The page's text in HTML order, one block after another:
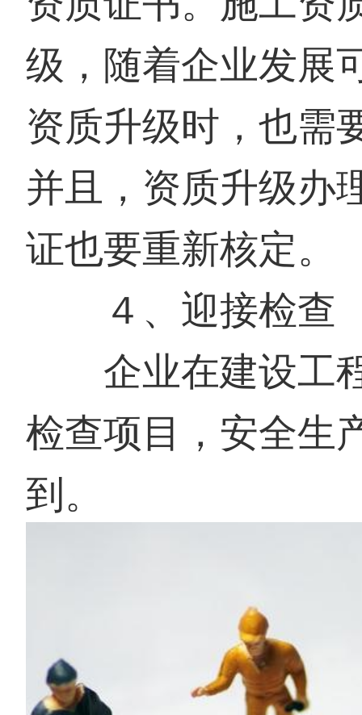
级，随着企业发展
资质升级时，也需
并且，资质升级办
证也要重新核定。
４、迎接检查
企业在建设工
检查项目，安全生
到。